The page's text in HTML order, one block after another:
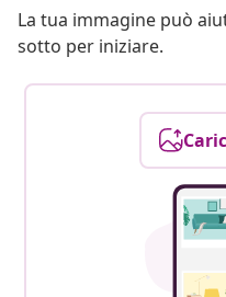
La tua immagine può
sotto per iniziare.